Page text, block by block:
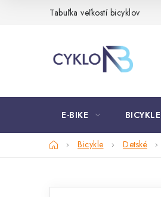
Tabuľka veľkostí bicyklov
E-BIKE BICYKLE
DomovBicykle Detské